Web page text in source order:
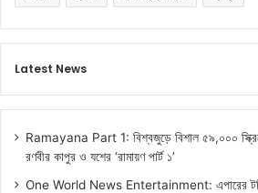
Latest News
Ramayana Part 1: বিশ্বজুড়ে বিশাল ৫৯,০০০
রণবীর কাপুর ও যশের ‘রামায়ণ পার্ট ১’
One World News Entertainment: এপারের